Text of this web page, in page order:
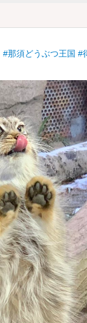
#那須どうぶつ王国 #